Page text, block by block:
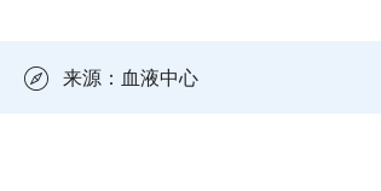
来源：血液中心